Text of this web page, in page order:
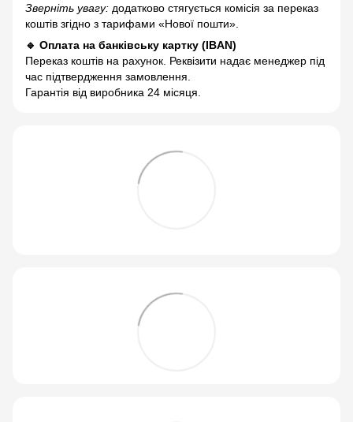
Зверніть увагу: додатково стягується комісія за переказ
коштів згідно з тарифами «Нової пошти».
🔹 Оплата на банківську картку (IBAN)
Переказ коштів на рахунок. Реквізити надає менеджер під
час підтвердження замовлення.
Гарантія від виробника 24 місяця.